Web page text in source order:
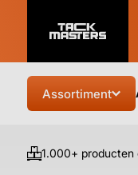
Assortiment
1.000+ producten